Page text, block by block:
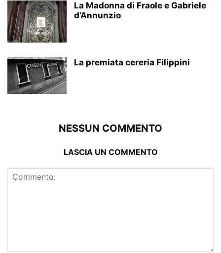
La Madonna di Fraole e Gabriele
d’Annunzio
La premiata cereria Filippini
NESSUN COMMENTO
LASCIA UN COMMENTO